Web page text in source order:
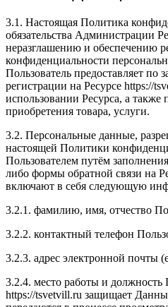
3.1. Настоящая Политика
обязательства Администрации
неразглашению и обеспечению
конфиденциальности
Пользователь предоставляет
регистрации на Ресурсе https://
использовании Ресурса, а также
приобретения товара, услуги.
3.2. Персональные данные,
настоящей Политики
Пользователем путём
либо формы обратной связи на
включают в себя следующую
3.2.1. фамилию, имя, отчество
3.2.2. контактный телефон
3.2.3. адрес электронной почты
3.2.4. место работы и должность
https://tsvetvill.ru защищает